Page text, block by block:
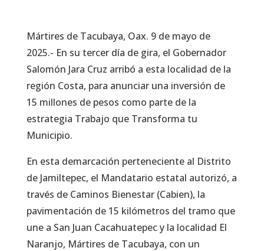
Mártires de Tacubaya, Oax. 9 de mayo de
2025.- En su tercer día de gira, el Gobernador
Salomón Jara Cruz arribó a esta localidad de la
región Costa, para anunciar una inversión de
15 millones de pesos como parte de la
estrategia Trabajo que Transforma tu
Municipio.
En esta demarcación perteneciente al Distrito
de Jamiltepec, el Mandatario estatal autorizó, a
través de Caminos Bienestar (Cabien), la
pavimentación de 15 kilómetros del tramo que
une a San Juan Cacahuatepec y la localidad El
Naranjo, Mártires de Tacubaya, con un